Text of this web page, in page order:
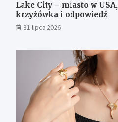
Lake City – miasto w USA,
krzyżówka i odpowiedź
31 lipca 2026